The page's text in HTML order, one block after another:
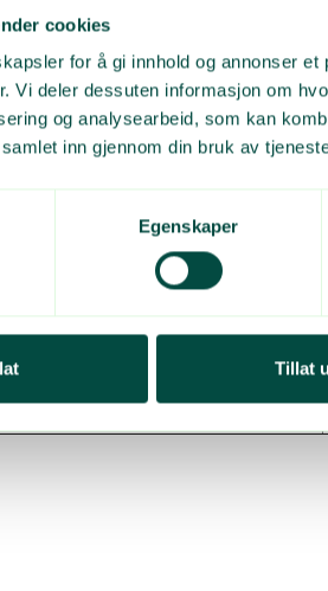
cookies
for å gi innhold og annonser
Vi deler dessuten informasjon om
og analysearbeid, som kan
inn gjennom din bruk av
Egenskaper
Tillat
IA
AF bygg Oslo og
Entrepenør)
Entrepenør)
Røsand)
AS